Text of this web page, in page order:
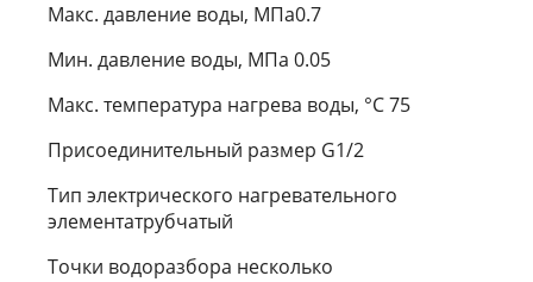
Макс. давление воды, МПа0.7
Мин. давление воды, МПа 0.05
Макс. температура нагрева воды, °С 75
Присоединительный размер G1/2
Тип электрического нагревательного
элементатрубчатый
Точки водоразбора несколько